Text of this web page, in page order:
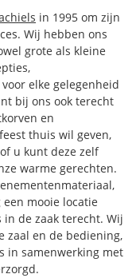
in 1995 om zijn
Wij hebben ons
grote als kleine
elke gelegenheid
bij ons ook terecht
en
thuis wil geven,
u kunt deze zelf
warme gerechten.
mooie locatie
de zaak terecht. Wij
zaal en de bediening,
in samenwerking met